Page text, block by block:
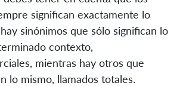
significan exactamente lo
sinónimos que sólo significan lo
contexto,
mientras hay otros que
lo mismo, llamados totales.